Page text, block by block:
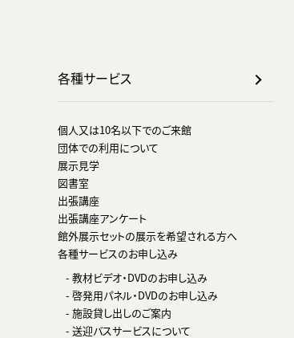
各種サービス
個人又は10名以下でのご来館
団体での利用について
展示見学
図書室
出張講座
出張講座アンケート
館外展示セットの展示を希望される方へ
各種サービスのお申し込み
- 教材ビデオ・DVDのお申し込み
- 啓発用パネル・DVDのお申し込み
- 施設貸し出しのご案内
- 送迎バスサービスについて